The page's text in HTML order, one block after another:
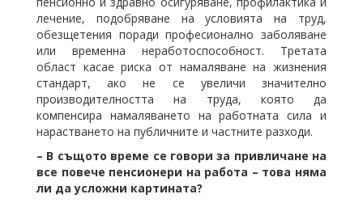
лечение, подобряване на условията на труд,
обезщетения поради професионално заболяване
или временна неработоспособност. Третата
област касае риска от намаляване на жизнения
стандарт, ако не се увеличи значително
производителността на труда, която да
компенсира намаляването на работната сила и
нарастването на публичните и частните разходи.
– В същото време се говори за привличане на
все повече пенсионери на работа – това няма
ли да усложни картината?